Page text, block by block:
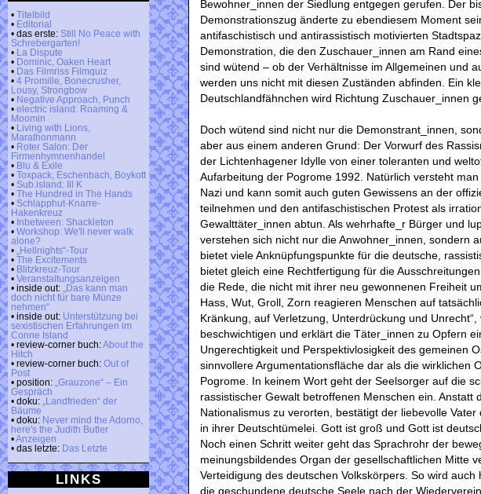
• Titelbild
• Editorial
• das erste: Still No Peace with
Schrebergarten!
•
La Dispute
• Dominic, Oaken Heart
• Das Filmriss Filmquiz
• 4 Promille, Bonecrusher,
Lousy, Strongbow
• Negative Approach, Punch
• electric island: Roaming &
Moomin
•
Living with Lions,
Marathonmann
• Roter Salon: Der
Firmenhymnenhandel
• Blu & Exile
• Toxpack, Eschenbach, Boykott
• Sub.island: Ill K
• The Hundred in The Hands
• Schlapphut-Knarre-
Hakenkreuz
• Inbetween: Shackleton
• Workshop: We'll never walk
alone?
•
„Hellnights“-Tour
• The Excitements
• Blitzkreuz-Tour
• Veranstaltungsanzeigen
• inside out:
„Das kann man
doch nicht für bare Münze
nehmen“
• inside out: Unterstützung bei
sexistischen Erfahrungen im
Conne Island
• review-corner buch:About the
Hitch
• review-corner buch: Out of
Post
• position: „Grauzone“ – Ein
Gespräch
• doku:
„Landfrieden“ der
Bäume
• doku: Never mind the Adorno,
here's the Judith Butler
•Anzeigen
• das letzte: Das Letzte
LINKS
Bewohner_innen der Siedlung entgegen gerufen. Der
Demonstrationszug änderte zu ebendiesem Moment
antifaschistisch und antirassistisch motivierten
Demonstration, die den Zuschauer_innen am Rand
sind wütend – ob der Verhältnisse im Allgemeinen und
werden uns nicht mit diesen Zuständen abfinden. Ein
Deutschlandfähnchen wird Richtung Zuschauer_innen
Doch wütend sind nicht nur die Demonstrant_innen,
aber aus einem anderen Grund: Der Vorwurf des
der Lichtenhagener Idylle von einer toleranten und
Aufarbeitung der Pogrome 1992. Natürlich versteht
Nazi und kann somit auch guten Gewissens an der
teilnehmen und den antifaschistischen Protest als
Gewalttäter_innen abtun. Als wehrhafte_r Bürger und
verstehen sich nicht nur die Anwohner_innen, sondern
bietet viele Anknüpfungspunkte für die deutsche,
bietet gleich eine Rechtfertigung für die
die Rede, die nicht mit ihrer neu gewonnenen Freiheit
Hass, Wut, Groll, Zorn reagieren Menschen auf
Kränkung, auf Verletzung, Unterdrückung und
beschwichtigen und erklärt die Täter_innen zu Opfern
Ungerechtigkeit und Perspektivlosigkeit des gemeinen
sinnvollere Argumentationsfläche dar als die wirklichen
Pogrome. In keinem Wort geht der Seelsorger auf die
rassistischer Gewalt betroffenen Menschen ein. Anstatt
Nationalismus zu verorten, bestätigt der liebevolle
in ihrer Deutschtümelei. Gott ist groß und Gott ist
Noch einen Schritt weiter geht das Sprachrohr der
meinungsbildendes Organ der gesellschaftlichen Mitte
Verteidigung des deutschen Volkskörpers. So wird
die geschundene deutsche Seele nach der